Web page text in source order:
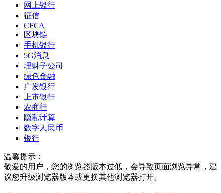
网上银行
征信
CFCA
区块链
手机银行
5G消息
理财子公司
绿色金融
广发银行
上市银行
农商行
隐私计算
数字人民币
银行
温馨提示：
敬爱的用户，您的浏览器版本过低，会导致页面浏览异常，建
议您升级浏览器版本或更换其他浏览器打开。